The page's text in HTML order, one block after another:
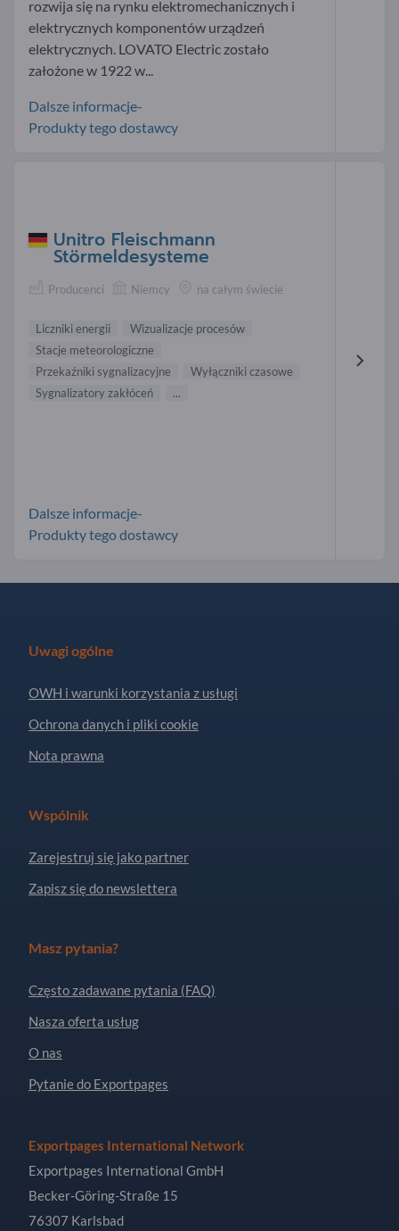
rozwija się na rynku elektromechanicznych i
elektrycznych komponentów urządzeń
elektrycznych. LOVATO Electric zostało
założone w 1922 w...
Dalsze informacje-
Produkty tego dostawcy
Unitro Fleischmann
Störmeldesysteme
Producenci Niemcy na całym świecie
Liczniki energii
Wizualizacje procesów
Stacje meteorologiczne
Przekaźniki sygnalizacyjne
Wyłączniki czasowe
Sygnalizatory zakłóceń
...
Dalsze informacje-
Produkty tego dostawcy
Uwagi ogólne
OWH i warunki korzystania z usługi
Ochrona danych i pliki cookie
Nota prawna
Wspólnik
Zarejestruj się jako partner
Zapisz się do newslettera
Masz pytania?
Często zadawane pytania (FAQ)
Nasza oferta usług
O nas
Pytanie do Exportpages
Exportpages International Network
Exportpages International GmbH
Becker-Göring-Straße 15
76307 Karlsbad